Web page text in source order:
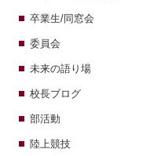
卒業生/同窓会
委員会
未来の語り場
校長ブログ
部活動
陸上競技